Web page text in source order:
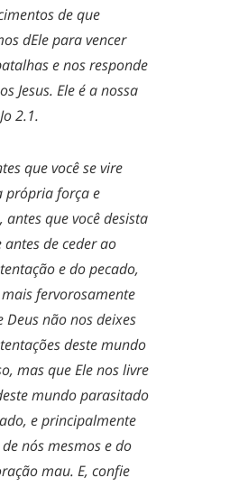
de que
dEle para vencer
e nos responde
Jesus. Ele é a nossa
2.1.
que você se vire
própria força e
antes que você desista
de ceder ao
e do pecado,
fervorosamente
Deus não nos deixes
deste mundo
mas que Ele nos livre
mundo parasitado
e principalmente
nós mesmos e do
mau. E, confie